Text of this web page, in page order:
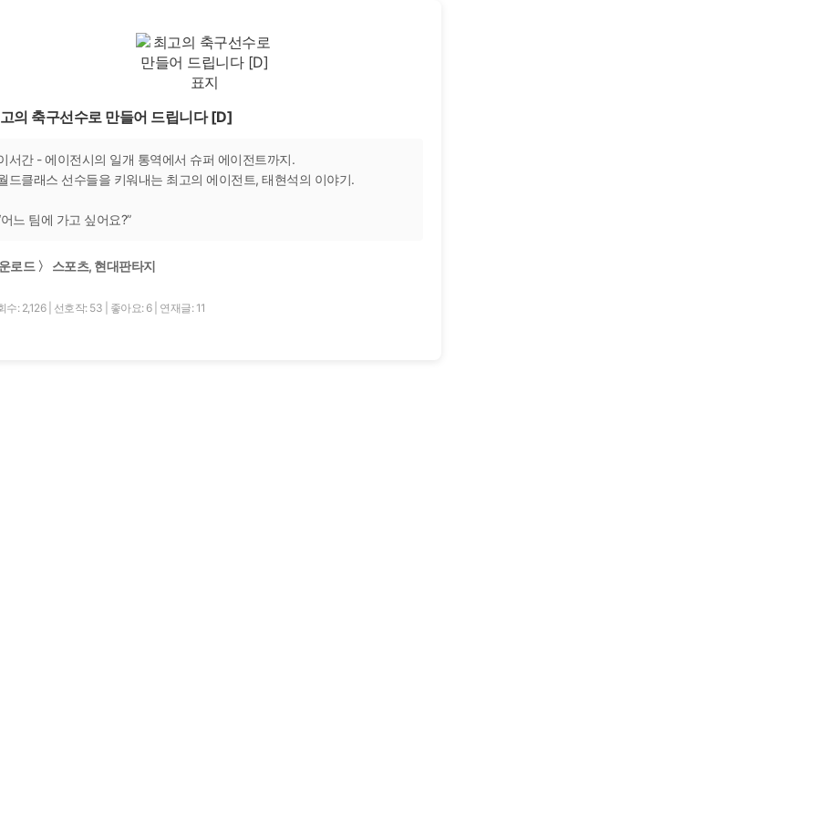
의 축구선수로 만들어 드립니다 [D]
서간 - 에이전시의 일개 통역에서 슈퍼 에이전트까지.
드클래스 선수들을 키워내는 최고의 에이전트, 태현석의 이야기.
어느 팀에 가고 싶어요?”
로드 〉 스포츠, 현대판타지
수: 2,126 선호작: 53 좋아요: 6 연재글: 11